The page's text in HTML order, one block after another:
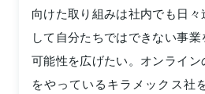
向けた取り組みは社内でも日
して自分たちではできない事業
可能性を広げたい。オンライ
をやっているキラメックス社